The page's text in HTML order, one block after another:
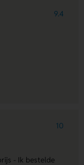
9.4
10
- Ik bestelde